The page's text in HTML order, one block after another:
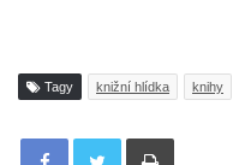
Tagy knižní hlídka knihy
Tisknout